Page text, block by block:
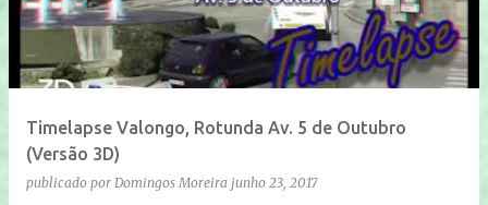
Timelapse Valongo, Rotunda Av. 5 de Outubro
(Versão 3D)
publicado por Domingos Moreira junho 23, 2017